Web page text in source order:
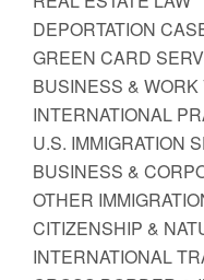
DEPORTATION
GREEN CARD
BUSINESS & WORK
INTERNATIONAL
U.S. IMMIGRATION
BUSINESS &
OTHER
CITIZENSHIP &
INTERNATIONAL